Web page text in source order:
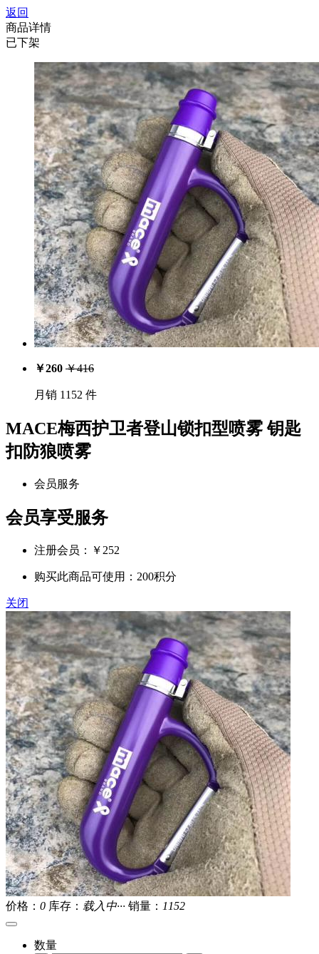
返回
商品详情
已下架
￥260 ￥416
月销 1152 件
MACE梅西护卫者登山锁扣型喷雾 钥匙
扣防狼喷雾
会员服务
会员享受服务
注册会员：￥ 252
购买此商品可使用：200积分
关闭
价格： 0 库存： 载入中··· 销量： 1152
数量